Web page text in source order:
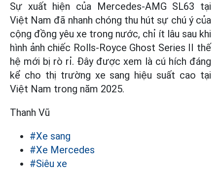
Sự xuất hiện của Mercedes-AMG SL63 tại
Việt Nam đã nhanh chóng thu hút sự chú ý của
cộng đồng yêu xe trong nước, chỉ ít lâu sau khi
hình ảnh chiếc Rolls-Royce Ghost Series II thế
hệ mới bị rò rỉ. Đây được xem là cú hích đáng
kể cho thị trường xe sang hiệu suất cao tại
Việt Nam trong năm 2025.
Thanh Vũ
#Xe sang
#Xe Mercedes
#Siêu xe